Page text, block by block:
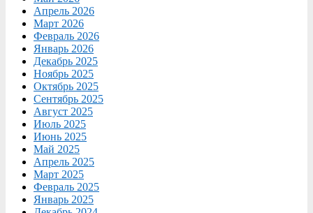
Апрель 2026
Март 2026
Февраль 2026
Январь 2026
Декабрь 2025
Ноябрь 2025
Октябрь 2025
Сентябрь 2025
Август 2025
Июль 2025
Июнь 2025
Май 2025
Апрель 2025
Март 2025
Февраль 2025
Январь 2025